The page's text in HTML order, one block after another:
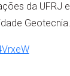
da UFRJ
Geotecnia.